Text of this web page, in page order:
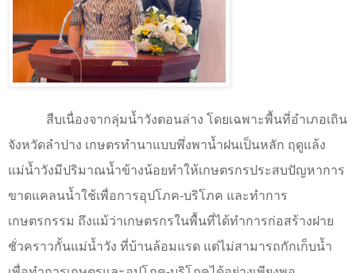
สืบเนื่องจากลุ่มน้ำวังตอนล่าง โดยเฉพาะพื้นที่อำเภอเถิน
จังหวัดลำปาง เกษตรทำนาแบบพึ่งพาน้ำฝนเป็นหลัก ฤดูแล้ง
แม่น้ำวังมีปริมาณน้ำข้างน้อยทำให้เกษตรกรประสบปัญหาการ
ขาดแคลนน้ำใช้เพื่อการอุปโภค-บริโภค และทำการ
เกษตรกรรม ถึงแม้ว่าเกษตรกรในพื้นที่ได้ทำการก่อสร้างฝาย
ชั่วคราวกั้นแม่น้ำวัง ที่บ้านล้อมแรด แต่ไม่สามารถกักเก็บน้ำ